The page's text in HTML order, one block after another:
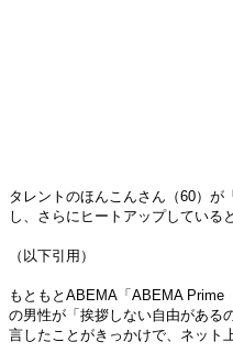
タレントのほんこんさん（60）が
し、さらにヒートアップしている
（以下引用）
もともとABEMA「ABEMA Prime
の男性が「挨拶しない自由がある
言したことがきっかけで、ネット